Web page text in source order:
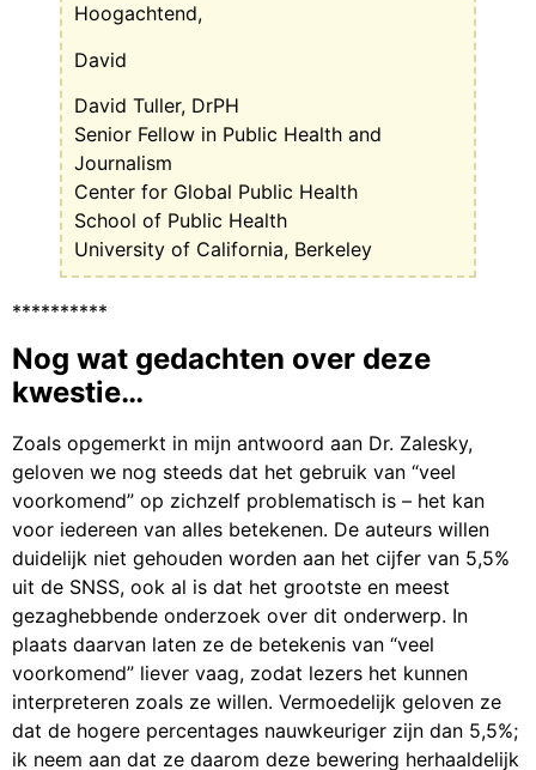
Hoogachtend,
David
David Tuller, DrPH
Senior Fellow in Public Health and
Journalism
Center for Global Public Health
School of Public Health
University of California, Berkeley
**********
Nog wat gedachten over deze
kwestie…
Zoals opgemerkt in mijn antwoord aan Dr. Zalesky,
geloven we nog steeds dat het gebruik van “veel
voorkomend” op zichzelf problematisch is – het kan
voor iedereen van alles betekenen. De auteurs willen
duidelijk niet gehouden worden aan het cijfer van 5,5%
uit de SNSS, ook al is dat het grootste en meest
gezaghebbende onderzoek over dit onderwerp. In
plaats daarvan laten ze de betekenis van “veel
voorkomend” liever vaag, zodat lezers het kunnen
interpreteren zoals ze willen. Vermoedelijk geloven ze
dat de hogere percentages nauwkeuriger zijn dan 5,5%;
ik neem aan dat ze daarom deze bewering herhaaldelijk